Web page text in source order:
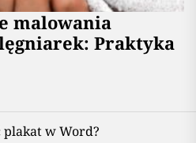
malowania
Praktyka
plakat w Word?